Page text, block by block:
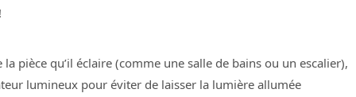
pièce qu’il éclaire (comme une salle de bains ou un escalier),
lumineux pour éviter de laisser la lumière allumée